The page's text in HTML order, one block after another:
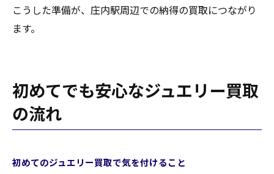
こうした準備が、庄内駅周辺での納得の買取につながり
ます。
初めてでも安心なジュエリー買取
の流れ
初めてのジュエリー買取で気を付けること